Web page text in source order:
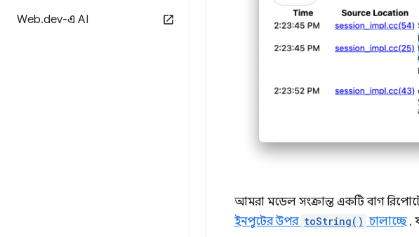
Web.dev-এ AI
আমরা মডেল সংক্রান্ত একটি বাগ
ইনপুটের উপর toString() চালাচ্ছে,